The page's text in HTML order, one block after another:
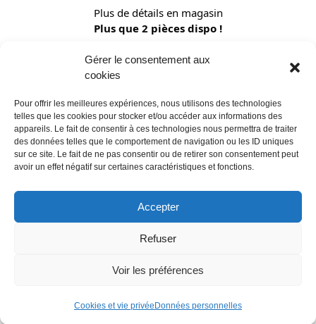
Gérer le consentement aux
cookies
Pour offrir les meilleures expériences, nous utilisons des technologies
telles que les cookies pour stocker et/ou accéder aux informations des
appareils. Le fait de consentir à ces technologies nous permettra de traiter
des données telles que le comportement de navigation ou les ID uniques
sur ce site. Le fait de ne pas consentir ou de retirer son consentement peut
avoir un effet négatif sur certaines caractéristiques et fonctions.
Accepter
Refuser
Voir les préférences
Cookies et vie privée Données personnelles
Plus de détails en magasin
Plus que 2 pièces dispo !
Vous souhaitez être informés des
derniers arrivages de produits
reconditionnés ?
Rien de plus simple, il vous suffit